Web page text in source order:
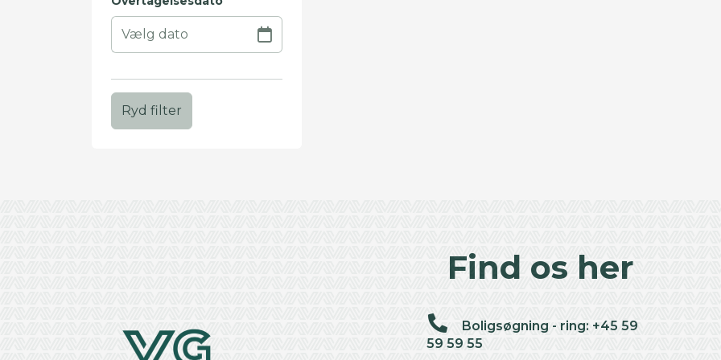
Ryd filter
Find os her
Boligsøgning - ring: +45 59
59 59 55